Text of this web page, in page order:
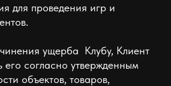
для проведения игр и
ущерба Клубу, Клиент
его согласно утвержденным
объектов, товаров,